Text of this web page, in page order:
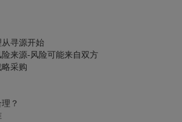
寻源开始
来源-风险可能来自双方
采购
？